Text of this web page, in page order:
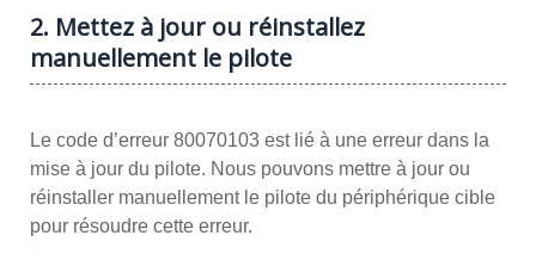
2. Mettez à jour ou réinstallez
manuellement le pilote
Le code d’erreur 80070103 est lié à une erreur dans la
mise à jour du pilote. Nous pouvons mettre à jour ou
réinstaller manuellement le pilote du périphérique cible
pour résoudre cette erreur.